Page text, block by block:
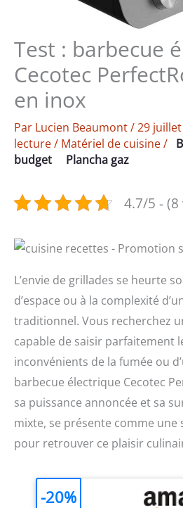
Test : barbecue
Cecotec
en inox
Par Lucien Beaumont/29
lecture/ Matériel de cuisine/
budget
Plancha gaz
4.7/5 - (8
L’envie de grillades se heurte
d’espace ou à la complexité
traditionnel. Vous recherchez
capable de saisir parfaitement
inconvénients de la fumée ou
barbecue électrique Cecotec
sa puissance annoncée et sa
mixte, se présente comme
pour retrouver ce plaisir
-20%